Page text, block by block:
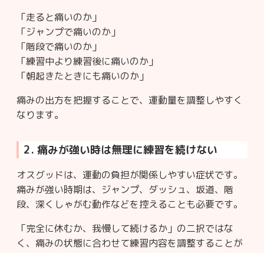
「走ると痛いのか」
「ジャンプで痛いのか」
「階段で痛いのか」
「練習中より練習後に痛いのか」
「朝起きたときにも痛いのか」
痛みの出方を把握することで、運動量を調整しやすく
なります。
2. 痛みが強い時は無理に練習を続けない
オスグッドは、運動の負担が関係しやすい症状です。
痛みが強い時期は、ジャンプ、ダッシュ、坂道、階
段、深くしゃがむ動作などを控えることも必要です。
「完全に休むか、我慢して続けるか」の二択ではな
く、痛みの状態に合わせて練習内容を調整することが